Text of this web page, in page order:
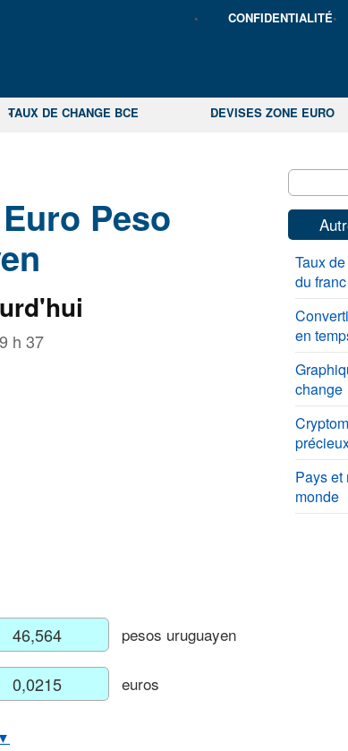
CONFIDENTIALITÉ
TAUX DE CHANGE BCE DEVISES ZONE EURO
Peso
h 37
pesos uruguayen
euros
▼
Taux
du
en
change
Pays et
monde